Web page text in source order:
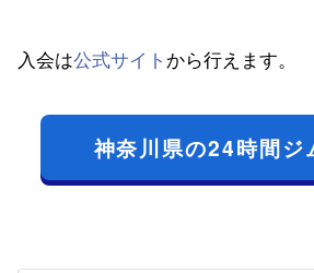
入会は公式サイト から行えます。
神奈川県の24時間ジ